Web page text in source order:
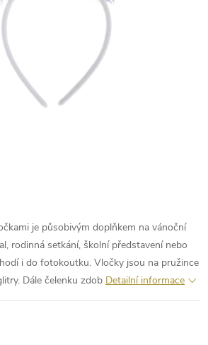
je působivým doplňkem na vánoční
rodinná setkání, školní představení nebo
i do fotokoutku. Vločky jsou na pružince
Dále čelenku zdob Detailní informace